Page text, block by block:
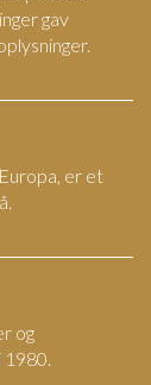
gav
er et
og
1980.